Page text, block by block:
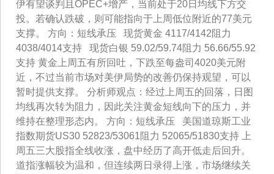
伊有望谈判且OPEC+增产，当前处于20日均线下方交
投。若确认跌破，则可能指向于上周低位附近的77美元
支撑。 方向：短线承压 现货黄金 4117/4142阻力
4038/4014支持 现货白银 59.02/59.74阻力 56.66/55.92
支持 黄金上周五有所回吐，下跌至每盎司4020美元附
近，不过当前市场对美伊局势的改善仍保持观望，可以
暂时提供支撑。 分析师观点：经过上周五的回落，日图
均线再次转为阻力，因此关注黄金短线向下的压力，并
维持在整理形态内。 方向：短线承压 美国道琼斯工业
指数期货US30 52823/53061阻力 52065/51830支持 上
周五三大股指全线收涨，盘中经历了高开低走后回升。
道指涨幅较为温和，但连续两日录得上涨，市场继续关